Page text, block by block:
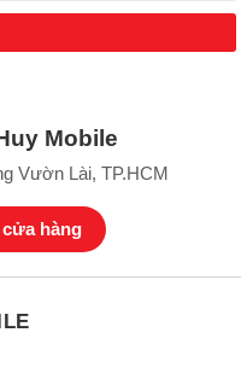
Mobile
Vườn Lài, TP.HCM
hàng